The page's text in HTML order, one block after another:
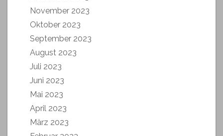
November 2023
Oktober 2023
September 2023
August 2023
Juli 2023
Juni 2023
Mai 2023
April 2023
März 2023